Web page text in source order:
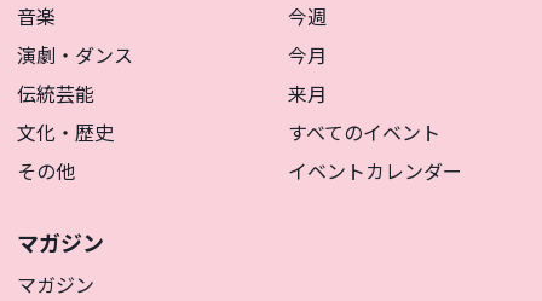
音楽
演劇・ダンス
伝統芸能
文化・歴史
その他
今週
今月
来月
すべてのイベント
イベントカレンダー
マガジン
マガジン